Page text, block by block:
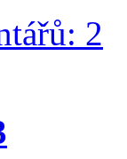
2